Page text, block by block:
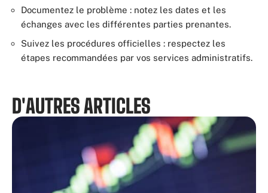
Documentez le problème : notez les dates et les
échanges avec les différentes parties prenantes.
Suivez les procédures officielles : respectez les
étapes recommandées par vos services administratifs.
D'AUTRES ARTICLES